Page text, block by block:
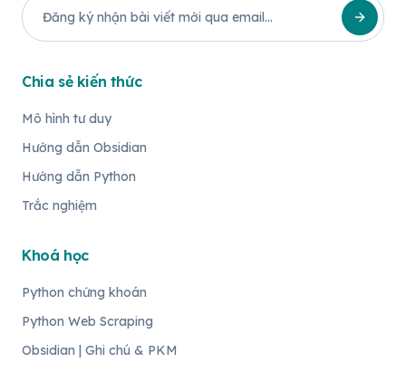
Chia sẻ kiến thức
Mô hình tư duy
Hướng dẫn Obsidian
Hướng dẫn Python
Trắc nghiệm
Khoá học
Python chứng khoán
Python Web Scraping
Obsidian | Ghi chú & PKM